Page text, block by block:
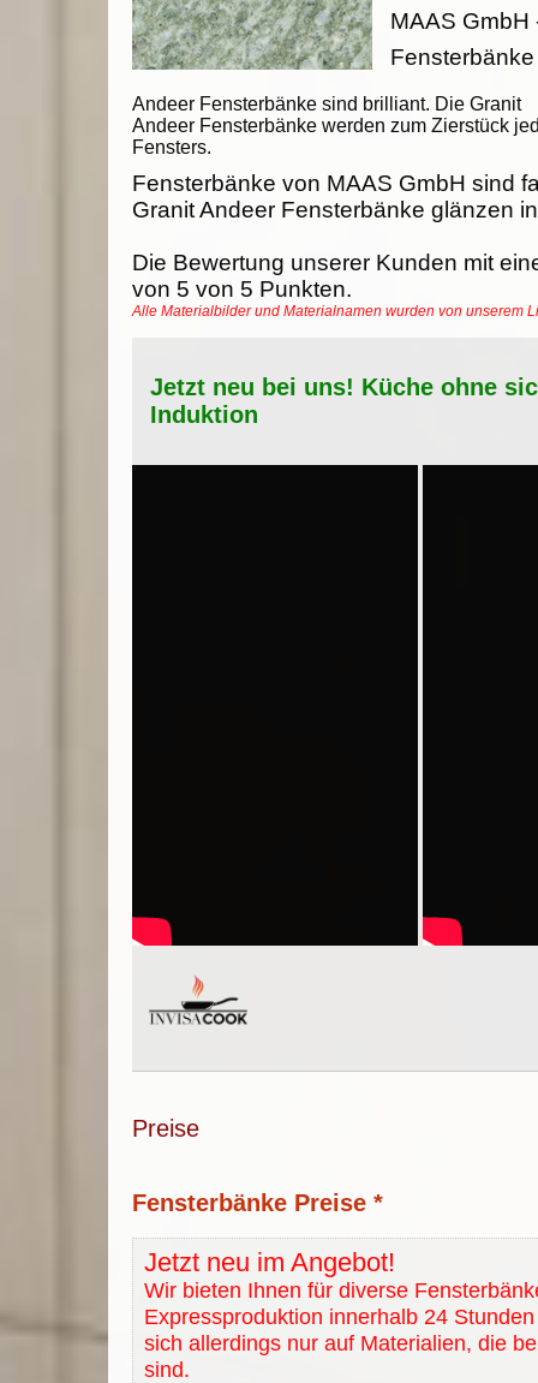
Andeer Fensterbänke sind brilliant. Die Granit
Andeer Fensterbänke werden zum Zierstück
Fensters.
MAAS GmbH
Fensterbänke
Fensterbänke von MAAS GmbH sind
Granit Andeer Fensterbänke glänzen
Die Bewertung unserer Kunden mit
von 5 von 5 Punkten.
Alle Materialbilder und Materialnamen wurden von unserem
Jetzt neu bei uns! Küche ohne
Induktion
Preise
Fensterbänke Preise *
Jetzt neu im Angebot!
Wir bieten Ihnen für diverse
Expressproduktion innerhalb 24
sich allerdings nur auf Materialien, die
sind.